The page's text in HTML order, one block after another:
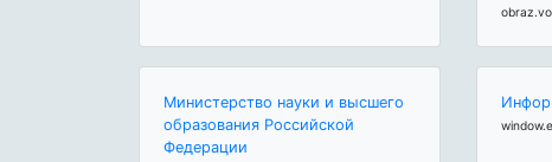
Министерство науки и высшего
образования Российской
Федерации